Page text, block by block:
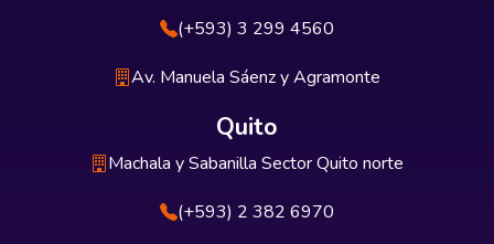
(+593) 3 299 4560
Av. Manuela Sáenz y Agramonte
Quito
Machala y Sabanilla Sector Quito norte
(+593) 2 382 6970